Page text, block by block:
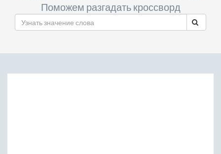
Поможем разгадать кроссворд